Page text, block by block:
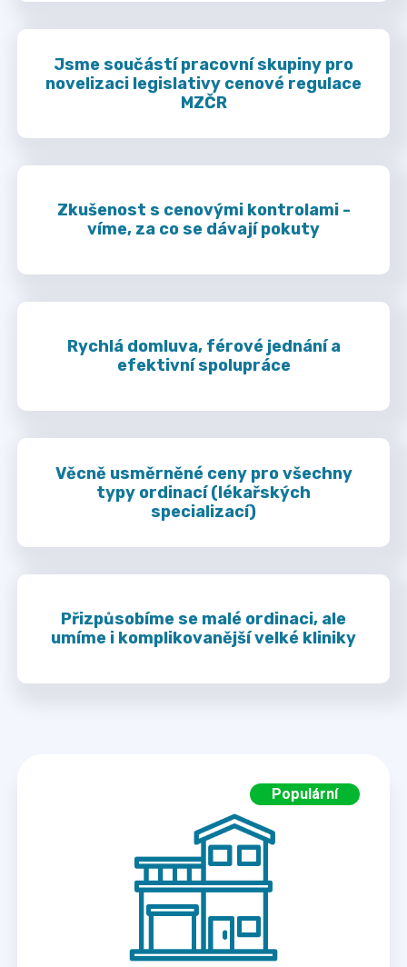
Jsme součástí pracovní skupiny pro
novelizaci legislativy cenové regulace
MZČR
Zkušenost s cenovými kontrolami -
víme, za co se dávají pokuty
Rychlá domluva, férové jednání a
efektivní spolupráce
Věcně usměrněné ceny pro všechny
typy ordinací (lékařských
specializací)
Přizpůsobíme se malé ordinaci, ale
umíme i komplikovanější velké kliniky